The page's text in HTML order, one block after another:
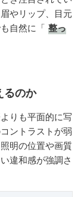
やリップ、目元
自然に「 整っ
るのか
りも平面的に写
ントラストが弱
明の位置や画質
違和感が強調さ